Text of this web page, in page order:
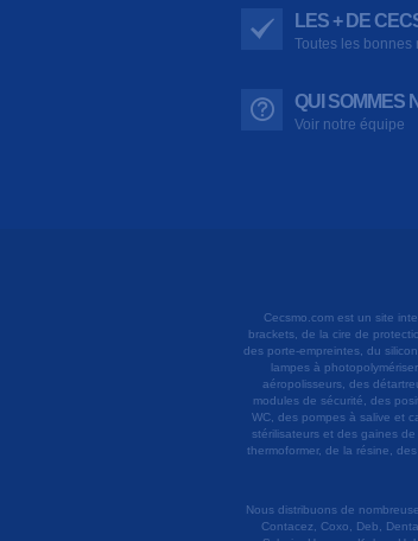
LES + DE
Toutes les bonnes
QUI SOMMES
Voir notre équipe
Cecsmo.com est un site
brackets, de la cire de
des porte-empreintes, du
lampes à
aéropolisseurs, des
modules de sécurité, des
WC, des pompes à salive et
stérilisateurs et des gaines
thermoformer, de la résine,
Nous distribuons de
Contacez, Coxo, Deb,